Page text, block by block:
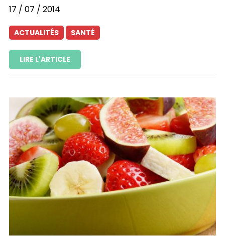
17 / 07 / 2014
ACTUALITÉS SANTÉ
LIRE L'ARTICLE